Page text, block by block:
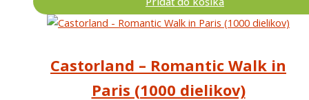
Castorland – Romantic Walk in
Paris (1000 dielikov)